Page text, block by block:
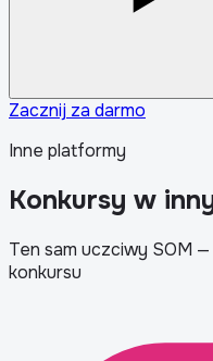
Zacznij za darmo
Inne platformy
Konkursy w
Ten sam uczciwy SOM
konkursu